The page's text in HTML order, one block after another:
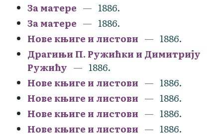
За матере
1886.
За матере
1886.
Нове књиге и листови
1886.
Драгињи П. Ружићки и Димитрију
Ружићу
1886.
Нове књиге и листови
1886.
Нове књиге и листови
1886.
Нове књиге и листови
1886.
Нове књиге и листови
1886.